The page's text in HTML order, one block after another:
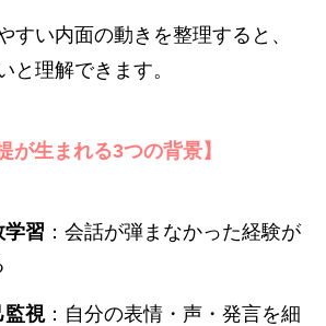
すい内面の動きを整理すると、
と理解できます。
が生まれる3つの背景】
学習 ：会話が弾まなかった経験が
監視：自分の表情・声・発言を細